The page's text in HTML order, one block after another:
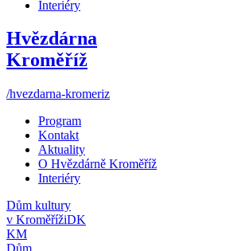
Interiéry
Hvězdárna
Kroměříž
/hvezdarna-kromeriz
Program
Kontakt
Aktuality
O Hvězdárně Kroměříž
Interiéry
Dům kultury
v KroměřížiDK
KM